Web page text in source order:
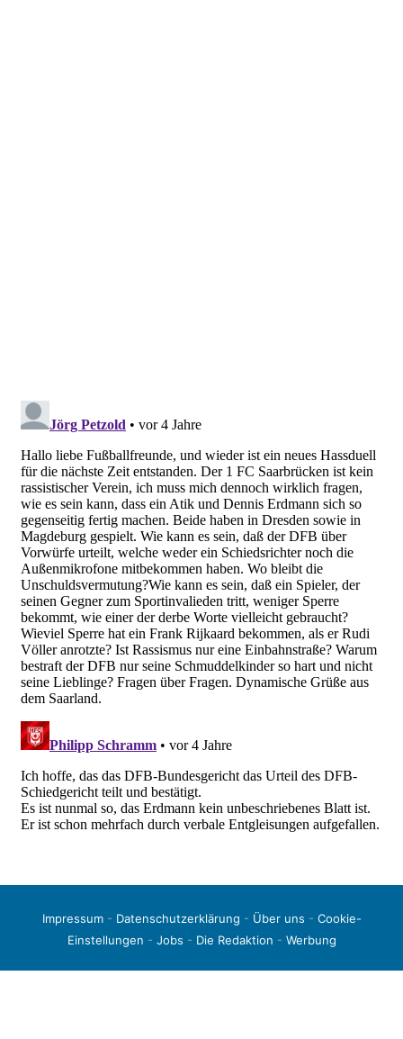
Impressum- Datenschutzerklärung - Über uns - Cookie-
Einstellungen - Jobs - Die Redaktion - Werbung